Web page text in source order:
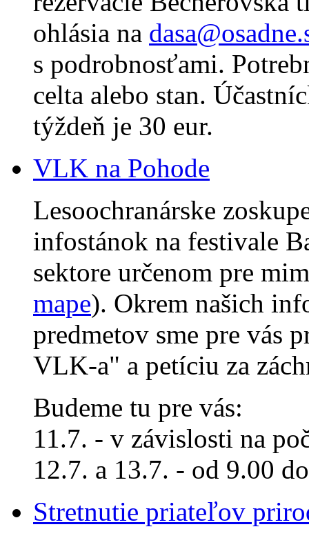
ohlásia na
s podrobnosťami.
celta alebo stan.
týždeň je 30 eur.
VLK na Pohode
Lesoochranárske
infostánok na festivale
sektore určenom pre
mape). Okrem našich
predmetov sme pre vás
VLK-a" a petíciu za
Budeme tu pre vás:
11.7. - v závislosti na
12.7. a 13.7. - od 9.00
Stretnutie priateľov